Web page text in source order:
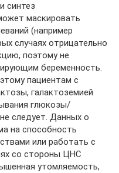
синтез
маскировать
(например
случаях отрицательно
поэтому не
беременность.
пациентам с
галактоземией
глюкозы/
следует. Данных о
на способность
или работать с
со стороны ЦНС
утомляемость,